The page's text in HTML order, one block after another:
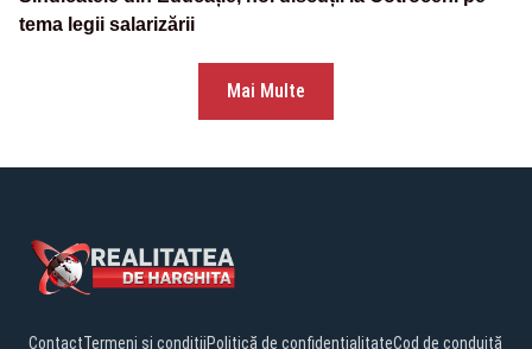
tema legii salarizării
Mai Multe
ContactTermeni și condițiiPolitică de confidențialitateCod de conduită